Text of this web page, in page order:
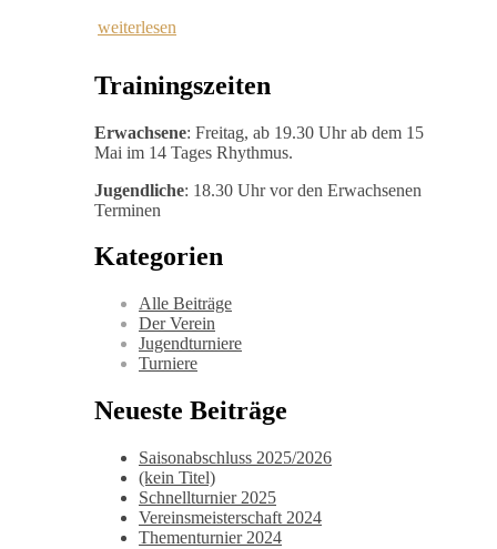
weiterlesen
Trainingszeiten
Erwachsene: Freitag, ab 19.30 Uhr ab dem 15
Mai im 14 Tages Rhythmus.
Jugendliche: 18.30 Uhr vor den Erwachsenen
Terminen
Kategorien
Alle Beiträge
Der Verein
Jugendturniere
Turniere
Neueste Beiträge
Saisonabschluss 2025/2026
(kein Titel)
Schnellturnier 2025
Vereinsmeisterschaft 2024
Thementurnier 2024